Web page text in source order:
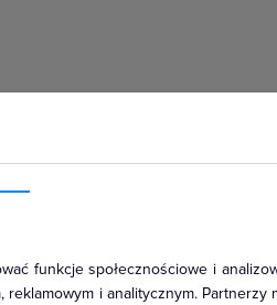
funkcje społecznościowe i
i analitycznym. Partnerzy